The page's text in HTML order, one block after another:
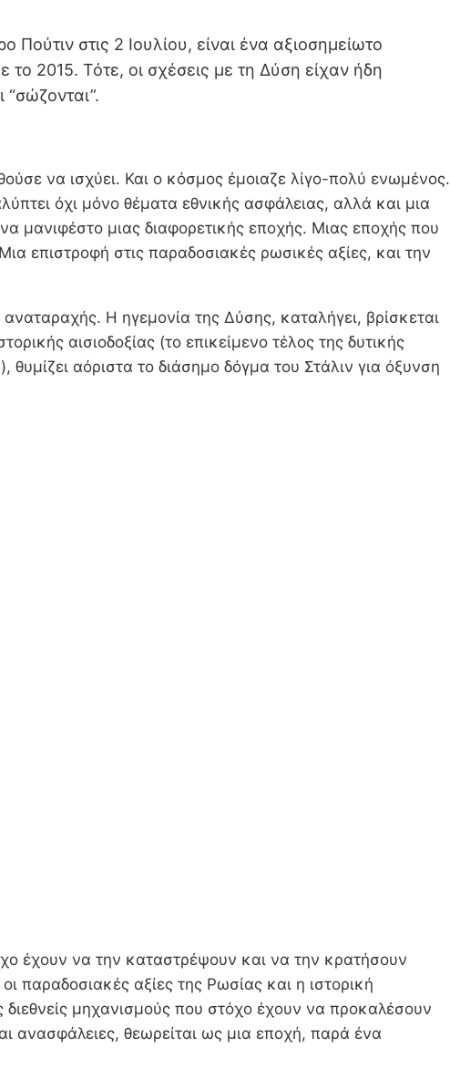
στις 2 Ιουλίου, είναι ένα αξιοσημείωτο
2015. Τότε, οι σχέσεις με τη Δύση είχαν ήδη
να ισχύει. Και ο κόσμος έμοιαζε λίγο-πολύ ενωμένος.
όχι μόνο θέματα εθνικής ασφάλειας, αλλά και μια
μανιφέστο μιας διαφορετικής εποχής. Μιας εποχής που
επιστροφή στις παραδοσιακές ρωσικές αξίες, και την
Η ηγεμονία της Δύσης, καταλήγει, βρίσκεται
αισιοδοξίας (το επικείμενο τέλος της δυτικής
αόριστα το διάσημο δόγμα του Στάλιν για όξυνση
έχουν να την καταστρέψουν και να την κρατήσουν
παραδοσιακές αξίες της Ρωσίας και η ιστορική
διεθνείς μηχανισμούς που στόχο έχουν να προκαλέσουν
ανασφάλειες, θεωρείται ως μια εποχή, παρά ένα